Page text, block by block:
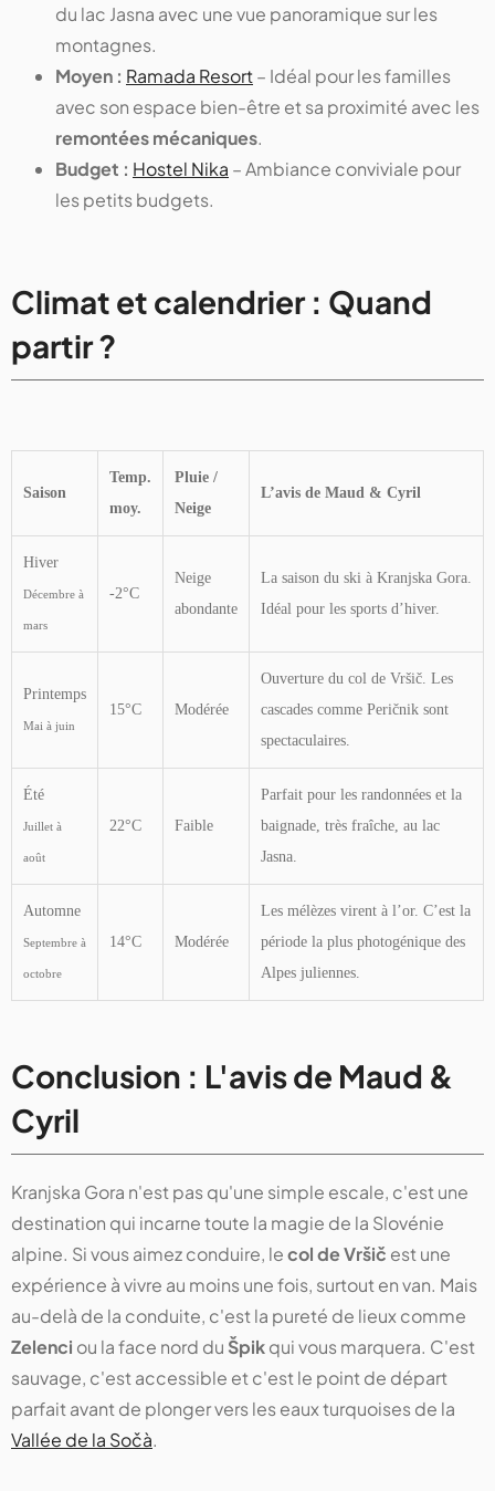
du lac Jasna avec une vue panoramique sur les
montagnes.
Moyen : Ramada Resort– Idéal pour les familles
avec son espace bien-être et sa proximité avec les
remontées mécaniques.
Budget : Hostel Nika – Ambiance conviviale pour
les petits budgets.
Climat et calendrier : Quand
partir ?
Saison
Temp.
moy.
Pluie /
Neige
L’avis de Maud & Cyril
Hiver
Décembre à
mars
-2°C
Neige
abondante
La saison du ski à Kranjska Gora.
Idéal pour les sports d’hiver.
Printemps
Mai à juin
15°C Modérée
Ouverture du col de Vršič. Les
cascades comme Peričnik sont
spectaculaires.
Été
Juillet à
août
22°C Faible
Parfait pour les randonnées et la
baignade, très fraîche, au lac
Jasna.
Automne
Septembre à
octobre
14°C Modérée
Les mélèzes virent à l’or. C’est la
période la plus photogénique des
Alpes juliennes.
Conclusion : L'avis de Maud &
Cyril
Kranjska Gora n'est pas qu'une simple escale, c'est une
destination qui incarne toute la magie de la Slovénie
alpine. Si vous aimez conduire, lecol de Vršič est une
expérience à vivre au moins une fois, surtout en van. Mais
au-delà de la conduite, c'est la pureté de lieux comme
Zelenci ou la face nord du Špikqui vous marquera. C'est
sauvage, c'est accessible et c'est le point de départ
parfait avant de plonger vers les eaux turquoises de la
Vallée de la Sočà.